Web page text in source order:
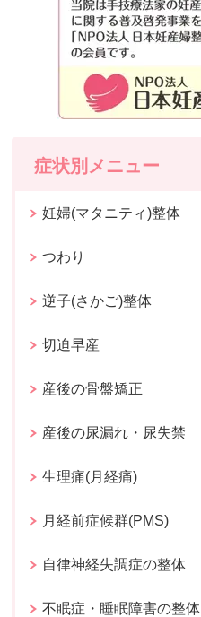
症状別メニュー
妊婦(マタニティ)整体
つわり
逆子(さかご)整体
切迫早産
産後の骨盤矯正
産後の尿漏れ・尿失禁
生理痛(月経痛)
月経前症候群(PMS)
自律神経失調症の整体
不眠症・睡眠障害の整体